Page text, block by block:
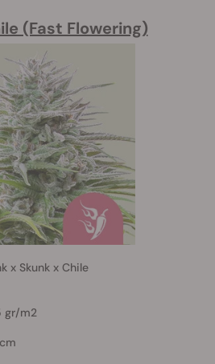
(Fast Flowering)
x Skunk x Chile
gr/m2